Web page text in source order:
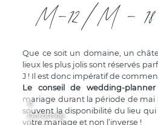
M-12 / M -
Que ce soit un domaine, un
lieux les plus jolis sont réservés
J ! Il est donc impératif de
Le conseil de wedding-
mariage durant la période de mai
souvent la disponibilité du lieu
votre mariage et non l’inverse !
©
Dorothée